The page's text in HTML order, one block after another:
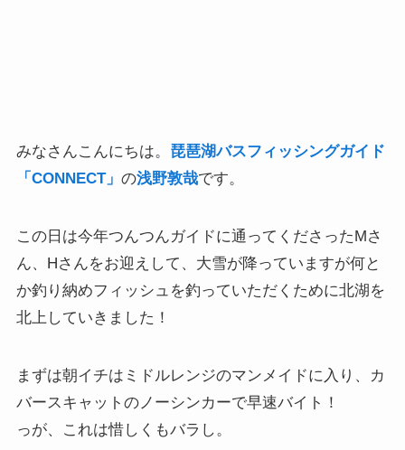
みなさんこんにちは。 琵琶湖バスフィッシングガイド
「CONNECT」 の浅野敦哉です。
この日は今年つんつんガイドに通ってくださったMさ
ん、Hさんをお迎えして、大雪が降っていますが何と
か釣り納めフィッシュを釣っていただくために北湖を
北上していきました！
まずは朝イチはミドルレンジのマンメイドに入り、カ
バースキャットのノーシンカーで早速バイト！
っが、これは惜しくもバラし。